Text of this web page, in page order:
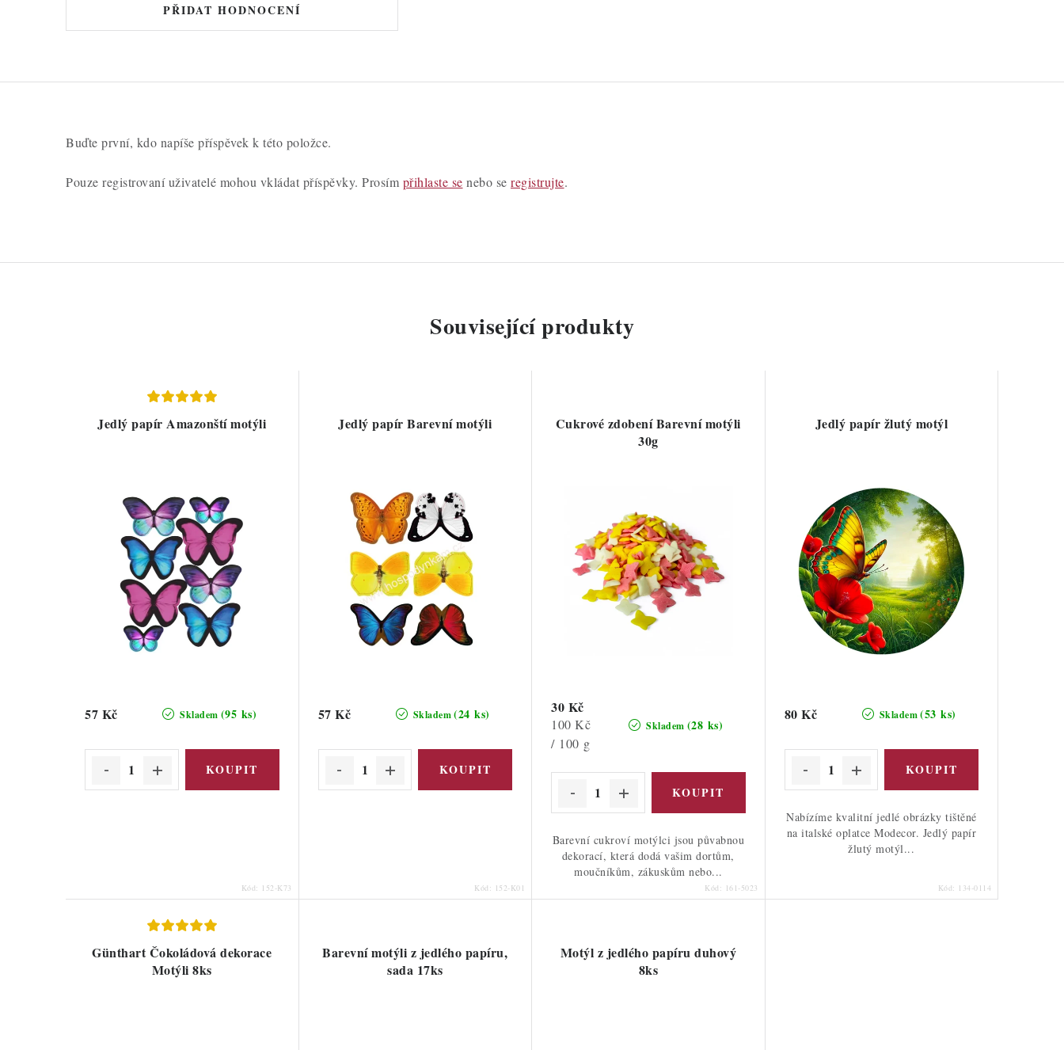
PŘIDAT HODNOCENÍ
n
c
n
Buďte první, kdo napíše příspěvek k této položce.
Pouze registrovaní uživatelé mohou vkládat příspěvky. Prosím přihlaste se nebo se registrujte.
Související produkty
Jedlý papír Amazonští motýli
Skladem (95 ks)
57 Kč
Kód: 152-K73
Jedlý papír Barevní motýli
Skladem(24 ks)
57 Kč
Kód: 152-K01
Cukrové zdobení Barevní motýli
30g
Skladem (28 ks)
30 Kč
Měrná
cena:
100 Kč
/ 100 g
Barevní cukroví motýlci jsou půvabnou
dekorací, která dodá vašim dortům,
moučníkům, zákuskům nebo...
Kód: 161-5023
Jedlý papír žlutý motýl
Skladem(53 ks)
80 Kč
Nabízíme kvalitní jedlé obrázky tištěné
na italské oplatce Modecor. Jedlý papír
žlutý motýl...
Kód: 134-0114
Günthart Čokoládová dekorace
Motýli 8ks
Barevní motýli z jedlého papíru,
sada 17ks
Motýl z jedlého papíru duhový
8ks